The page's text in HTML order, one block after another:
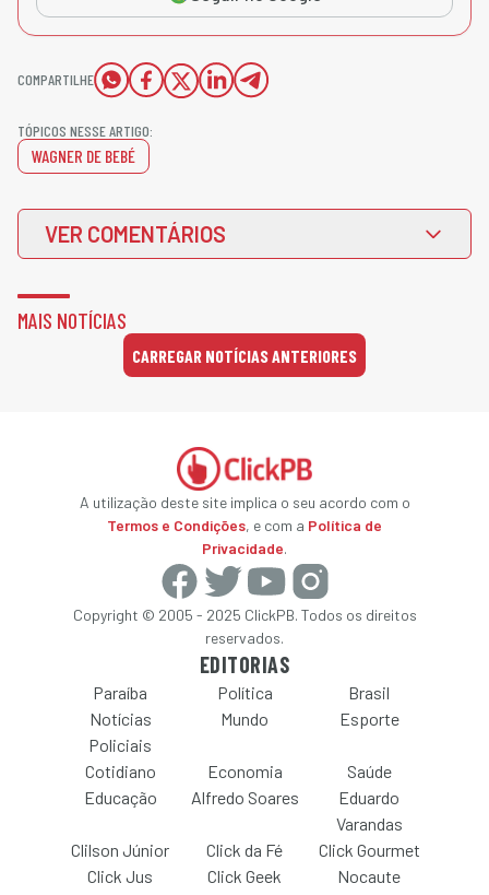
COMPARTILHE
TÓPICOS NESSE ARTIGO:
WAGNER DE BEBÉ
VER COMENTÁRIOS
MAIS NOTÍCIAS
CARREGAR NOTÍCIAS ANTERIORES
A utilização deste site implica o seu acordo com o
Termos e Condições, e com a Política de
Privacidade.
Copyright © 2005 - 2025 ClickPB. Todos os direitos
reservados.
EDITORIAS
Paraíba Política
Brasil
Notícias
Policiais
Mundo Esporte
Cotidiano Economia
Saúde
Educação
Alfredo Soares
Eduardo
Varandas
Clilson Júnior
Click da Fé
Click Gourmet
Click Jus
Click Geek Nocaute